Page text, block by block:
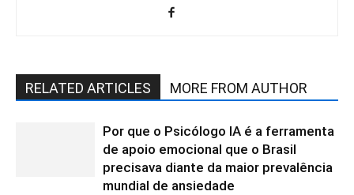
RELATED ARTICLES MORE FROM AUTHOR
Por que o Psicólogo IA é a ferramenta
de apoio emocional que o Brasil
precisava diante da maior prevalência
mundial de ansiedade